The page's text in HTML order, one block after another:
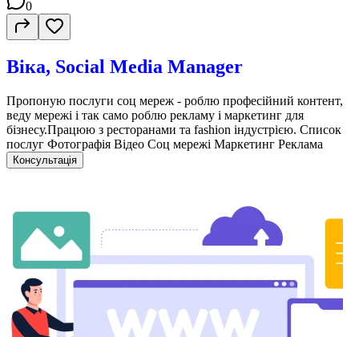
0
Віка, Social Media Manager
Пропоную послуги соц мереж - роблю професійний контент,
веду мережі і так само роблю рекламу і маркетинг для
бізнесу.Працюю з ресторанами та fashion індустрією. Список
послуг Фотографія Відео Соц мережі Маркетинг Реклама
Консультація